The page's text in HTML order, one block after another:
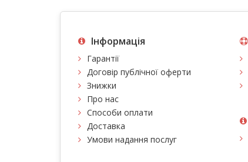
Інформація
Гарантії
Договір публічної оферти
Знижки
Про нас
Способи оплати
Доставка
Умови надання послуг